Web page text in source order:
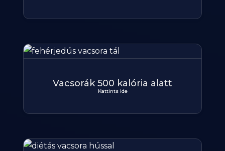
Vacsorák 500 kalória alatt
Kattints ide